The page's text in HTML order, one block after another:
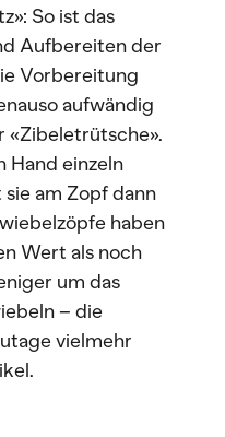
So ist das
Aufbereiten der
Vorbereitung
aufwändig
«Zibeletrütsche».
Hand einzeln
am Zopf dann
haben
Wert als noch
um das
– die
vielmehr